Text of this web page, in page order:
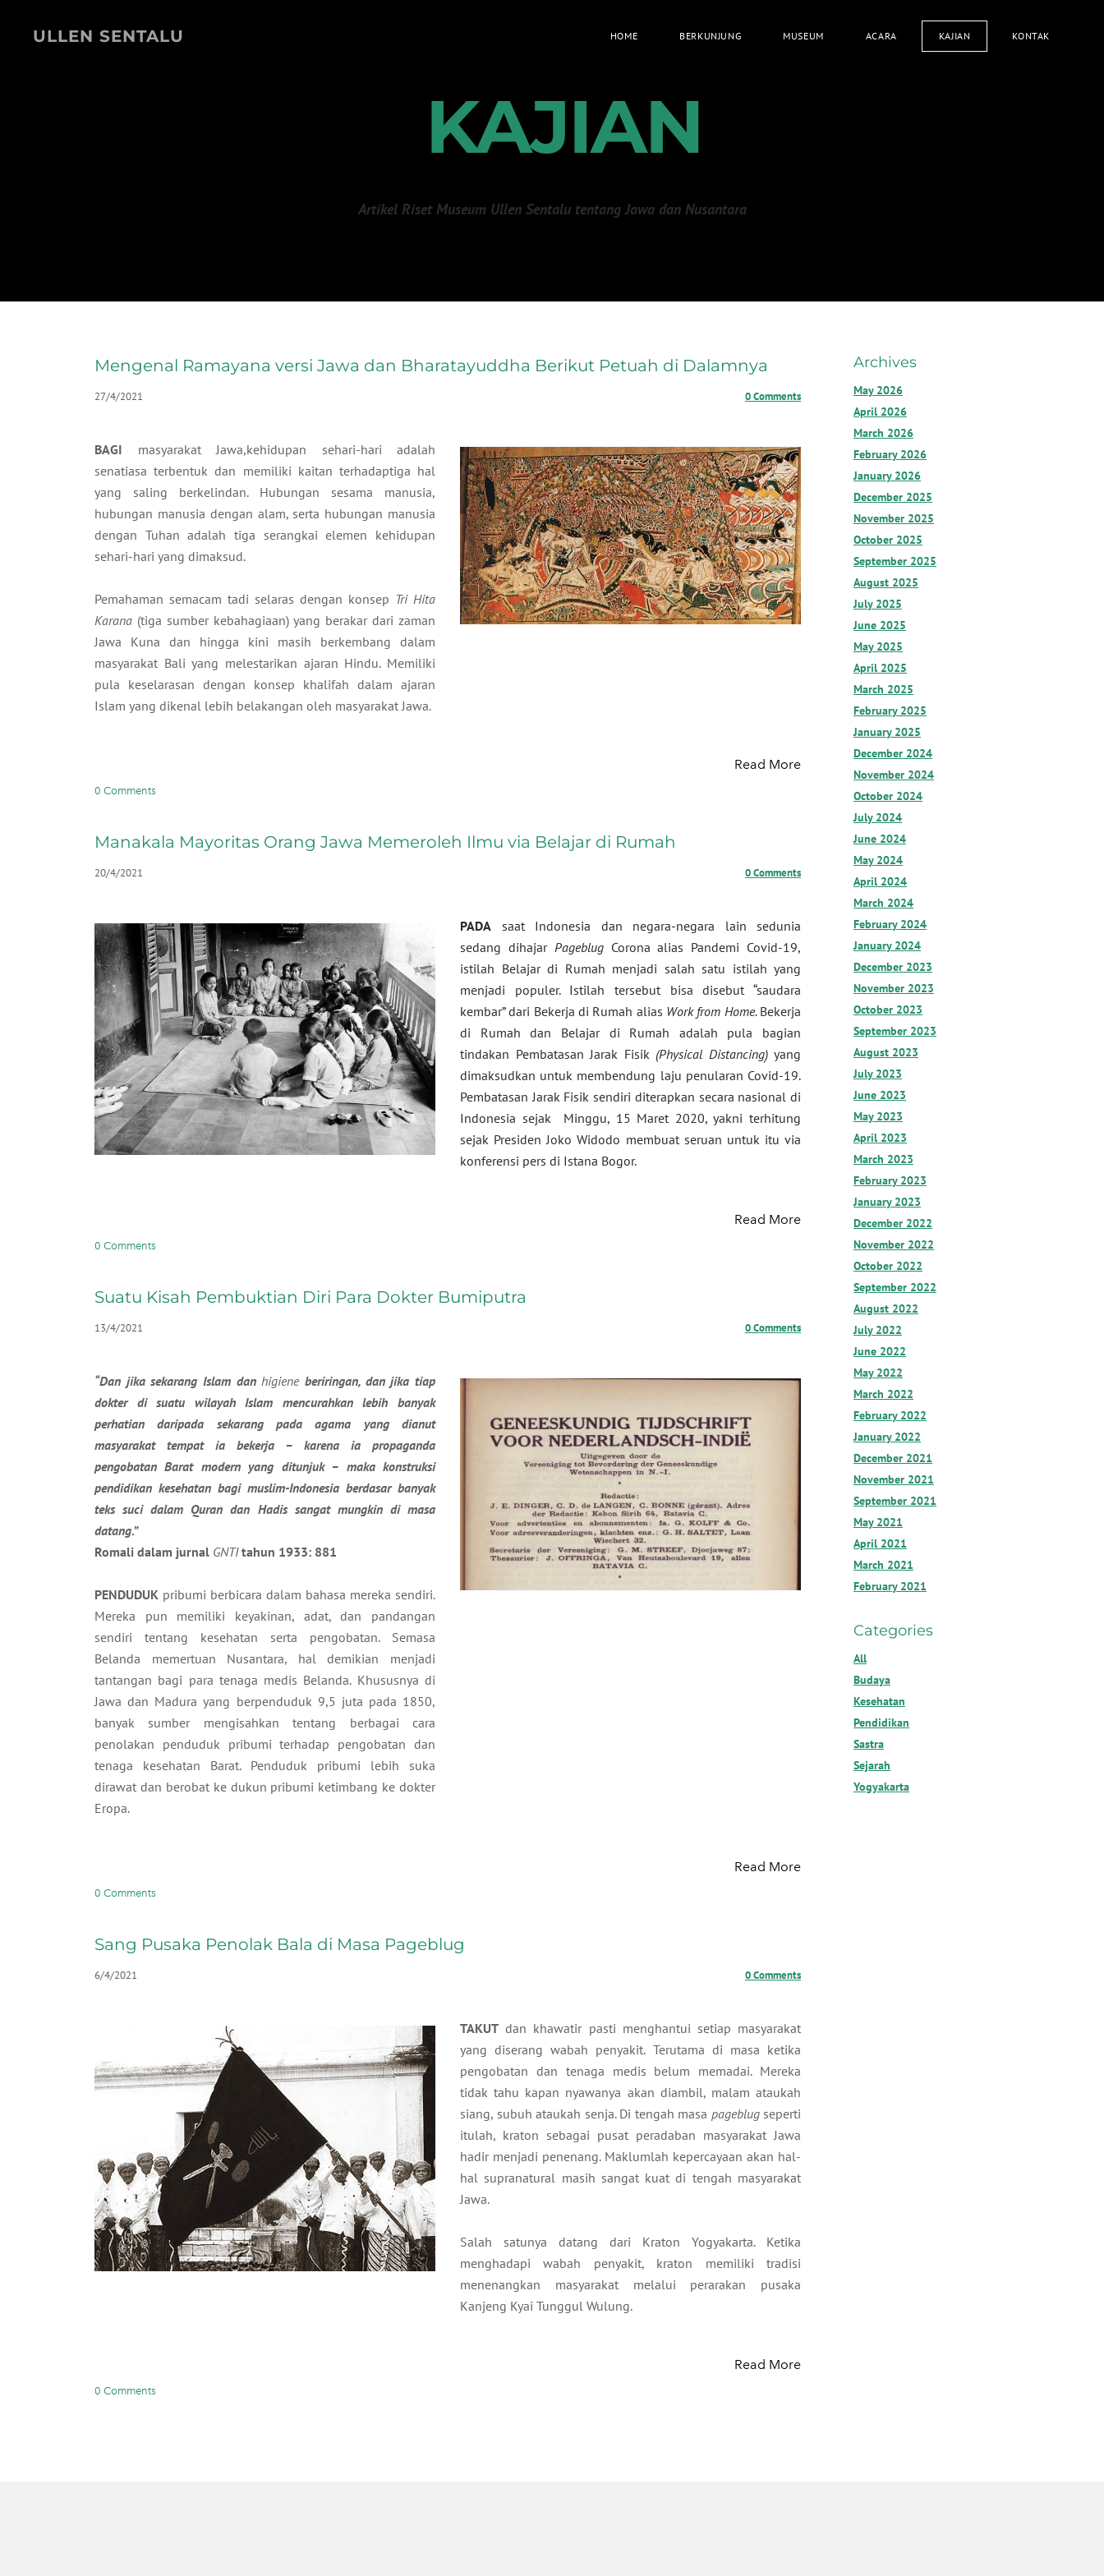
ULLEN SENTALU HOME BERKUNJUNG MUSEUM ACARA KAJIAN KONTAK
KAJIAN
Artikel Riset Museum Ullen Sentalu tentang Jawa dan Nusantara
Mengenal Ramayana versi Jawa dan Bharatayuddha Berikut Petuah di Dalamnya
27/4/2021 0 Comments
BAGI masyarakat Jawa,kehidupan sehari-hari adalah
senatiasa terbentuk dan memiliki kaitan terhadaptiga hal
yang saling berkelindan. Hubungan sesama manusia,
hubungan manusia dengan alam, serta hubungan manusia
dengan Tuhan adalah tiga serangkai elemen kehidupan
sehari-hari yang dimaksud.
​Pemahaman semacam tadi selaras dengan konsep Tri Hita
Karana (tiga sumber kebahagiaan) yang berakar dari zaman
Jawa Kuna dan hingga kini masih berkembang dalam
masyarakat Bali yang melestarikan ajaran Hindu. Memiliki
pula keselarasan dengan konsep khalifah dalam ajaran
Islam yang dikenal lebih belakangan oleh masyarakat Jawa.
Read More
0 Comments
Manakala Mayoritas Orang Jawa Memeroleh Ilmu via Belajar di Rumah
20/4/2021 0 Comments
PADA saat Indonesia dan negara-negara lain sedunia
sedang dihajar PageblugCorona alias Pandemi Covid-19,
istilah Belajar di Rumah menjadi salah satu istilah yang
menjadi populer. Istilah tersebut bisa disebut “saudara
kembar” dari Bekerja di Rumah alias Work from Home. Bekerja
di Rumah dan Belajar di Rumah adalah pula bagian
tindakan Pembatasan Jarak Fisik (Physical Distancing)yang
dimaksudkan untuk membendung laju penularan Covid-19.
Pembatasan Jarak Fisik sendiri diterapkan secara nasional di
Indonesia sejak Minggu, 15 Maret 2020, yakni terhitung
sejak Presiden Joko Widodo membuat seruan untuk itu via
konferensi pers di Istana Bogor.
Read More
0 Comments
Suatu Kisah Pembuktian Diri Para Dokter Bumiputra
13/4/2021 0 Comments
“Dan jika sekarang Islam danhigieneberiringan, dan jika tiap
dokter di suatu wilayah Islam mencurahkan lebih banyak
perhatian daripada sekarang pada agama yang dianut
masyarakat tempat ia bekerja – karena ia propaganda
pengobatan Barat modern yang ditunjuk – maka konstruksi
pendidikan kesehatan bagi muslim-Indonesia berdasar banyak
teks suci dalam Quran dan Hadis sangat mungkin di masa
datang.”
Romali dalam jurnal GNTItahun 1933: 881
​PENDUDUK pribumi berbicara dalam bahasa mereka sendiri.
Mereka pun memiliki keyakinan, adat, dan pandangan
sendiri tentang kesehatan serta pengobatan. Semasa
Belanda memertuan Nusantara, hal demikian menjadi
tantangan bagi para tenaga medis Belanda. Khususnya di
Jawa dan Madura yang berpenduduk 9,5 juta pada 1850,
banyak sumber mengisahkan tentang berbagai cara
penolakan penduduk pribumi terhadap pengobatan dan
tenaga kesehatan Barat. Penduduk pribumi lebih suka
dirawat dan berobat ke dukun pribumi ketimbang ke dokter
Eropa.
Read More
0 Comments
Sang Pusaka Penolak Bala di Masa Pageblug
6/4/2021 0 Comments
TAKUT dan khawatir pasti menghantui setiap masyarakat
yang diserang wabah penyakit. Terutama di masa ketika
pengobatan dan tenaga medis belum memadai. Mereka
tidak tahu kapan nyawanya akan diambil, malam ataukah
siang, subuh ataukah senja. Di tengah masa pageblugseperti
itulah, kraton sebagai pusat peradaban masyarakat Jawa
hadir menjadi penenang. Maklumlah kepercayaan akan hal-
hal supranatural masih sangat kuat di tengah masyarakat
Jawa.
​Salah satunya datang dari Kraton Yogyakarta. Ketika
menghadapi wabah penyakit, kraton memiliki tradisi
menenangkan masyarakat melalui perarakan pusaka
Kanjeng Kyai Tunggul Wulung.
Read More
0 Comments
Archives
May 2026
April 2026
March 2026
February 2026
January 2026
December 2025
November 2025
October 2025
September 2025
August 2025
July 2025
June 2025
May 2025
April 2025
March 2025
February 2025
January 2025
December 2024
November 2024
October 2024
July 2024
June 2024
May 2024
April 2024
March 2024
February 2024
January 2024
December 2023
November 2023
October 2023
September 2023
August 2023
July 2023
June 2023
May 2023
April 2023
March 2023
February 2023
January 2023
December 2022
November 2022
October 2022
September 2022
August 2022
July 2022
June 2022
May 2022
March 2022
February 2022
January 2022
December 2021
November 2021
September 2021
May 2021
April 2021
March 2021
February 2021
Categories
All
Budaya
Kesehatan
Pendidikan
Sastra
Sejarah
Yogyakarta